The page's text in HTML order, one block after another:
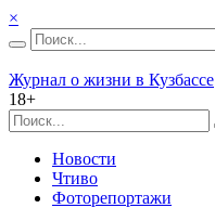
×
Журнал о жизни в Кузбассе
18+
Новости
Чтиво
Фоторепортажи